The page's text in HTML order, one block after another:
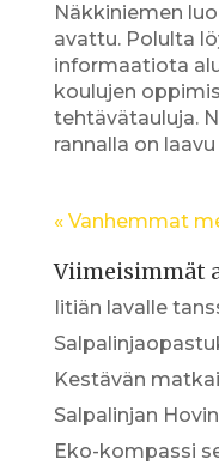
Näkkiniemen
avattu. Polulta
informaatiota
koulujen
tehtävätauluja.
rannalla on
« Vanhemmat
Viimeisimmät
Iitiän lavalle
Kestävän
Salpalinjan
Eko-kompassi